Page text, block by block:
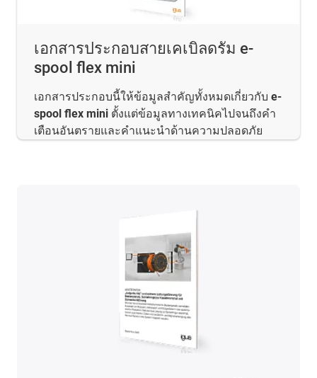
เอกสารประกอบสายเคเบิลดรัม e-
spool flex mini
เอกสารประกอบนี้ให้ข้อมูลสำคัญทั้งหมดเกี่ยวกับ e-
spool flex mini ตั้งแต่ข้อมูลทางเทคนิคไปจนถึงคำ
เตือนอันตรายและคำแนะนำด้านความปลอดภัย